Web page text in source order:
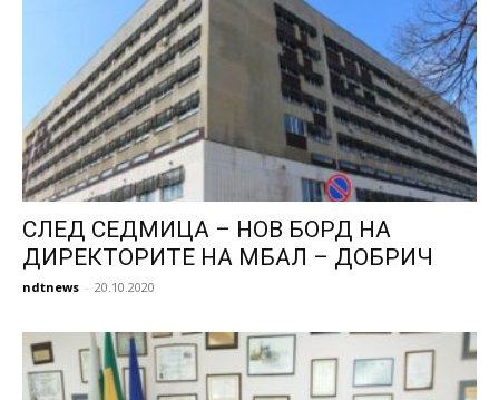
СЛЕД СЕДМИЦА – НОВ БОРД НА
ДИРЕКТОРИТЕ НА МБАЛ – ДОБРИЧ
ndtnews - 20.10.2020